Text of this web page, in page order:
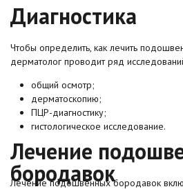
Диагностика
Чтобы определить, как лечить
дерматолог проводит ряд
общий осмотр;
дерматоскопию;
ПЦР-диагностику;
гистологическое исследование.
Лечение
бородавок
Лечение подошвенных бородавок